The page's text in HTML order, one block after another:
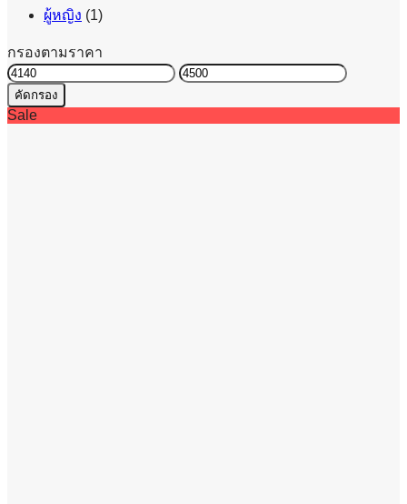
ผู้หญิง (1)
กรองตามราคา
ราคา
ต่ำ
สุด
ราคา
คัดกรอง
Sale